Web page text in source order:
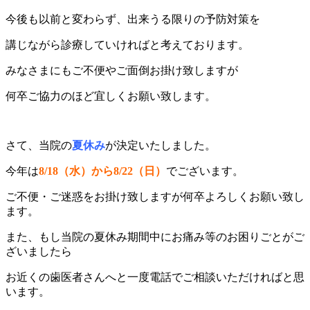
今後も以前と変わらず、出来うる限りの予防対策を
講じながら診療していければと考えております。
みなさまにもご不便やご面倒お掛け致しますが
何卒ご協力のほど宜しくお願い致します。
さて、当院の夏休みが決定いたしました。
今年は8/18（水）から8/22（日） でございます。
ご不便・ご迷惑をお掛け致しますが何卒よろしくお願い致し
ます。
また、もし当院の夏休み期間中にお痛み等のお困りごとがご
ざいましたら
お近くの歯医者さんへと一度電話でご相談いただければと思
います。